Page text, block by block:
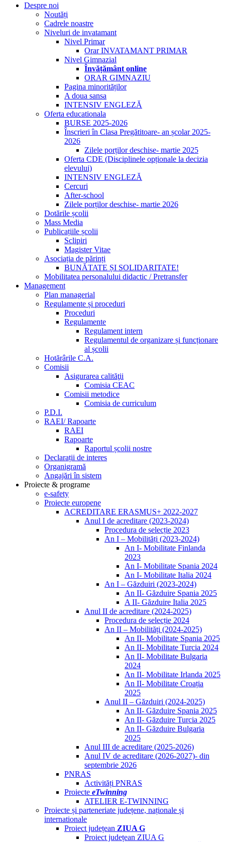
Despre noi
Noutăți
Cadrele noastre
Niveluri de invatamant
Nivel Primar
Orar INVATAMANT PRIMAR
Nivel Gimnazial
Învățământ online
ORAR GIMNAZIU
Pagina minorităților
A doua sansa
INTENSIV ENGLEZĂ
Oferta educationala
BURSE 2025-2026
Înscrieri în Clasa Pregătitoare- an școlar 2025-
2026
Zilele porților deschise- martie 2025
Oferta CDE (Disciplinele opționale la decizia
elevului)
INTENSIV ENGLEZĂ
Cercuri
After-school
Zilele porților deschise- martie 2026
Dotările școlii
Mass Media
Publicațiile școlii
Sclipiri
Magister Vitae
Asociația de părinți
BUNĂTATE ȘI SOLIDARITATE!
Mobilitatea personalului didactic / Pretransfer
Management
Plan managerial
Regulamente și proceduri
Proceduri
Regulamente
Regulament intern
Regulamentul de organizare și funcționare
al școlii
Hotărârile C.A.
Comisii
Asigurarea calităţii
Comisia CEAC
Comisii metodice
Comisia de curriculum
P.D.I.
RAEI/ Rapoarte
RAEI
Rapoarte
Raportul școlii nostre
Declarații de interes
Organigramă
Angajări în sistem
Proiecte & programe
e-safety
Proiecte europene
ACREDITARE ERASMUS+ 2022-2027
Anul I de acreditare (2023-2024)
Procedura de selecție 2023
An I – Mobilități (2023-2024)
An I- Mobilitate Finlanda
2023
An I- Mobilitate Spania 2024
An I- Mobilitate Italia 2024
An I – Găzduiri (2023-2024)
An II- Găzduire Spania 2025
A II- Găzduire Italia 2025
Anul II de acreditare (2024-2025)
Procedura de selecție 2024
An II – Mobilități (2024-2025)
An II- Mobilitate Spania 2025
An II- Mobilitate Turcia 2024
An II- Mobilitate Bulgaria
2024
An II- Mobilitate Irlanda 2025
An II- Mobilitate Croația
2025
Anul II – Găzduiri (2024-2025)
An II- Găzduire Spania 2025
An II- Găzduire Turcia 2025
An II- Găzduire Bulgaria
2025
Anul III de acreditare (2025-2026)
Anul IV de acreditare (2026-2027)- din
septembrie 2026
PNRAS
Activități PNRAS
Proiecte eTwinning
ATELIER E-TWINNING
Proiecte și parteneriate județene, naționale și
internationale
Proiect județean ZIUA G
Proiect județean ZIUA G